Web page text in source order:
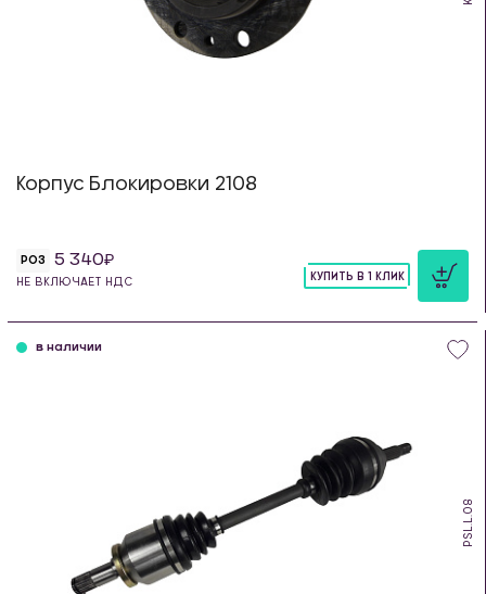
Корпус Блокировки 2108
РОЗ 5 340
НЕ ВКЛЮЧАЕТ НДС
КУПИТЬ В 1 КЛИК
PSL.L.08
в наличии